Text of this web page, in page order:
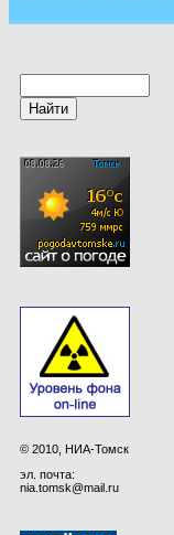
© 2010, НИА-Томск
эл. почта:
nia.tomsk@mail.ru